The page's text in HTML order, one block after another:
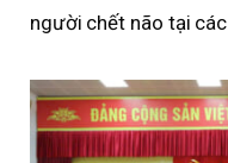
người chết não tại